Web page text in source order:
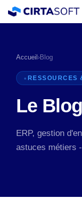
Accueil ›Blog
RESSOURCES
Le Blog
ERP, gestion
astuces métiers